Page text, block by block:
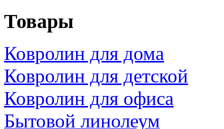
Товары
Ковролин для дома
Ковролин для детской
Ковролин для офиса
Бытовой линолеум